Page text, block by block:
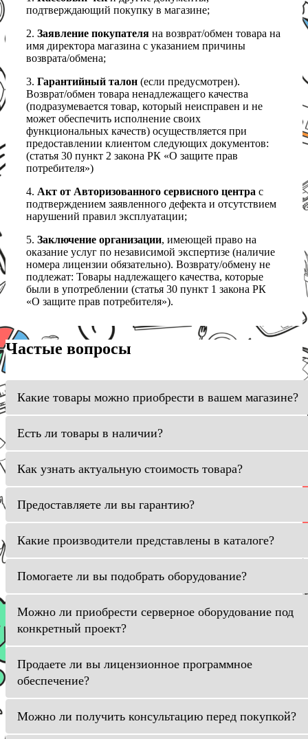
подтверждающий покупку в магазине;
2. Заявление покупателя на возврат/обмен товара на
имя директора магазина с указанием причины
возврата/обмена;
3. Гарантийный талон (если предусмотрен).
Возврат/обмен товара ненадлежащего качества
(подразумевается товар, который неисправен и не
может обеспечить исполнение своих
функциональных качеств) осуществляется при
предоставлении клиентом следующих документов:
(статья 30 пункт 2 закона РК «О защите прав
потребителя»)
4. Акт от Авторизованного сервисного центра с
подтверждением заявленного дефекта и отсутствием
нарушений правил эксплуатации;
5. Заключение организации, имеющей право на
оказание услуг по независимой экспертизе (наличие
номера лицензии обязательно). Возврату/обмену не
подлежат: Товары надлежащего качества, которые
были в употреблении (статья 30 пункт 1 закона РК
«О защите прав потребителя»).
Частые вопросы
Какие товары можно приобрести в вашем магазине?
Есть ли товары в наличии?
Как узнать актуальную стоимость товара?
Предоставляете ли вы гарантию?
Какие производители представлены в каталоге?
Помогаете ли вы подобрать оборудование?
Можно ли приобрести серверное оборудование под
конкретный проект?
Продаете ли вы лицензионное программное
обеспечение?
Можно ли получить консультацию перед покупкой?